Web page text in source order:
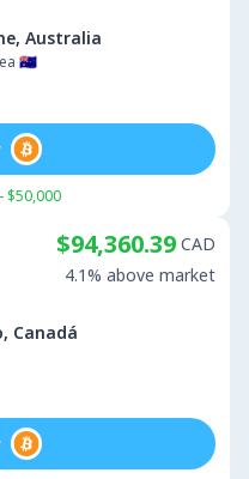
Australia
🇦🇺
$50,000
Canadá
$94,360.39 CAD
4.1% above market